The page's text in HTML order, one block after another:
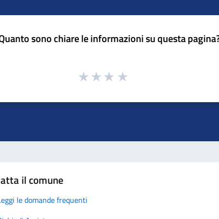
sono chiare le informazioni su questa
il comune
le domande frequenti